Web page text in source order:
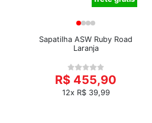
Sapatilha ASW Ruby Road
Laranja
R$ 455,90
12x R$ 39,99